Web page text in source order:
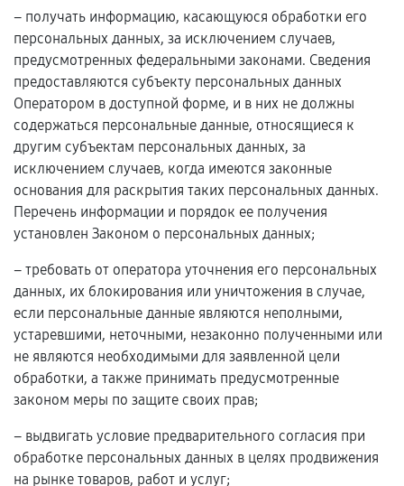
– получать информацию, касающуюся обработки его
персональных данных, за исключением случаев,
предусмотренных федеральными законами. Сведения
предоставляются субъекту персональных данных
Оператором в доступной форме, и в них не должны
содержаться персональные данные, относящиеся к
другим субъектам персональных данных, за
исключением случаев, когда имеются законные
основания для раскрытия таких персональных данных.
Перечень информации и порядок ее получения
установлен Законом о персональных данных;
– требовать от оператора уточнения его персональных
данных, их блокирования или уничтожения в случае,
если персональные данные являются неполными,
устаревшими, неточными, незаконно полученными или
не являются необходимыми для заявленной цели
обработки, а также принимать предусмотренные
законом меры по защите своих прав;
– выдвигать условие предварительного согласия при
обработке персональных данных в целях продвижения
на рынке товаров, работ и услуг;